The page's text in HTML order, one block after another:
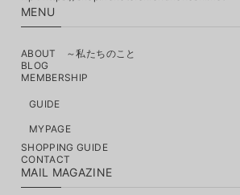
MENU
ABOUT ～私たちのこと
BLOG
MEMBERSHIP
GUIDE
MYPAGE
SHOPPING GUIDE
CONTACT
MAIL MAGAZINE